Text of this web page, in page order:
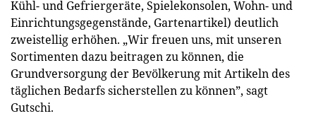
Kühl- und Gefriergeräte, Spielekonsolen, Wohn- und
Einrichtungsgegenstände, Gartenartikel) deutlich
zweistellig erhöhen. „Wir freuen uns, mit unseren
Sortimenten dazu beitragen zu können, die
Grundversorgung der Bevölkerung mit Artikeln des
täglichen Bedarfs sicherstellen zu können”, sagt
Gutschi.